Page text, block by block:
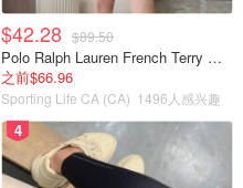
$42.28 $89.50
Polo Ralph Lauren French Terry 女童连帽卫衣 7-16码
之前$66.96
Sporting Life CA (CA) 1496人感兴趣
4